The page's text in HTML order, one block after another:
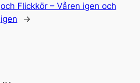
och Flickkör – Våren igen och
igen
→